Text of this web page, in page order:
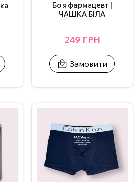
Бо я фармацевт |
ЧАШКА БІЛА
249 ГРН
Замовити